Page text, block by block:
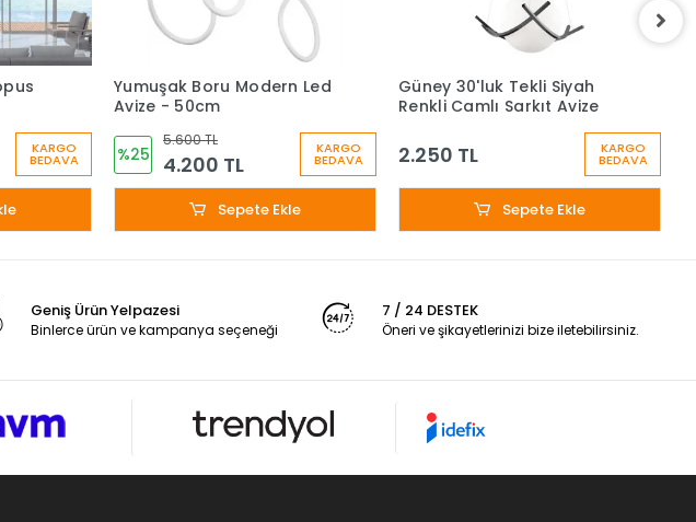
KARGO
BEDAVA
Yumuşak Boru Modern Led
Avize - 50cm
%25
5.600 TL
4.200 TL
KARGO
BEDAVA
Sepete Ekle
Güney 30'luk Tekli Siyah
Renkli Camlı Sarkıt Avize
2.250 TL KARGO
BEDAVA
Sepete Ekle
Geniş Ürün Yelpazesi
Binlerce ürün ve kampanya seçeneği
7 / 24 DESTEK
Öneri ve şikayetlerinizi bize iletebilirsiniz.